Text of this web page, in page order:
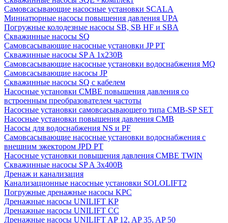
Cамовсасывающие насосные установки SCALA
Миниатюрные насосы повышения давления UPA
Погружные колодезные насосы SB, SB HF и SBA
Скважинные насосы SQ
Самовсасывающие насосные установки JP PT
Скважинные насосы SP A 1x230В
Самовсасывающие насосные установки водоснабжения MQ
Самовсасывающие насосы JP
Скважинные насосы SQ с кабелем
Насосные установки CMBE повышения давления со
встроенным преобразователем частоты
Насосные установки самовсасывающего типа CMB-SP SET
Насосные установки повышения давления CMB
Насосы для водоснабжения NS и PF
Самовсасывающие насосные установки водоснабжения с
внешним эжектором JPD PT
Насосные установки повышения давления CMBE TWIN
Скважинные насосы SP A 3x400В
Дренаж и канализация
Канализационные насосные установки SOLOLIFT2
Погружные дренажные насосы KPC
Дренажные насосы UNILIFT KP
Дренажные насосы UNILIFT CC
Дренажные насосы UNILIFT AP 12, AP 35, AP 50